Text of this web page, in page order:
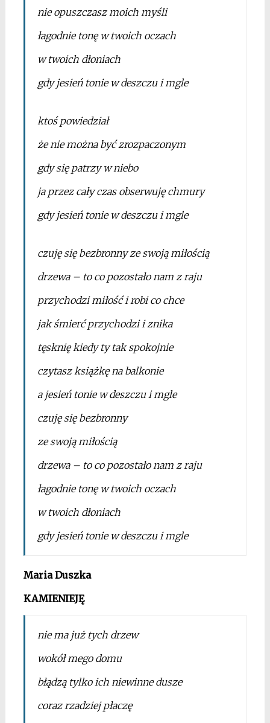
nie opuszczasz moich myśli
łagodnie tonę w twoich oczach
w twoich dłoniach
gdy jesień tonie w deszczu i mgle
ktoś powiedział
że nie można być zrozpaczonym
gdy się patrzy w niebo
ja przez cały czas obserwuję chmury
gdy jesień tonie w deszczu i mgle
czuję się bezbronny ze swoją miłością
drzewa – to co pozostało nam z raju
przychodzi miłość i robi co chce
jak śmierć przychodzi i znika
tęsknię kiedy ty tak spokojnie
czytasz książkę na balkonie
a jesień tonie w deszczu i mgle
czuję się bezbronny
ze swoją miłością
drzewa – to co pozostało nam z raju
łagodnie tonę w twoich oczach
w twoich dłoniach
gdy jesień tonie w deszczu i mgle
Maria Duszka
KAMIENIEJĘ
nie ma już tych drzew
wokół mego domu
błądzą tylko ich niewinne dusze
coraz rzadziej płaczę